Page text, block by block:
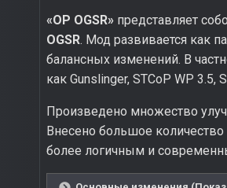
«OP OGSR» представляет
OGSR. Мод развивается как
балансных изменений. В
как Gunslinger, STCoP WP
Произведено множество
Внесено большое
более логичным и